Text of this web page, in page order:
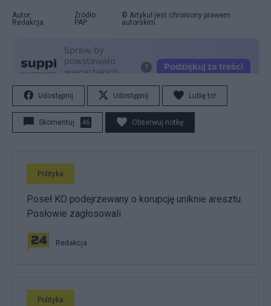
Autor:
Redakcja
Źródło:
PAP
© Artykuł jest chroniony prawem
autorskim.
Udostępnij Udostępnij Lubię to!
Skomentuj 46 Obserwuj notkę
Polityka
Poseł KO podejrzewany o korupcję uniknie aresztu.
Posłowie zagłosowali
Redakcja
Polityka